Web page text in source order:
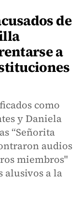
de
a
como
y Daniela
“Señorita
audios
miembros"
alusivos a la